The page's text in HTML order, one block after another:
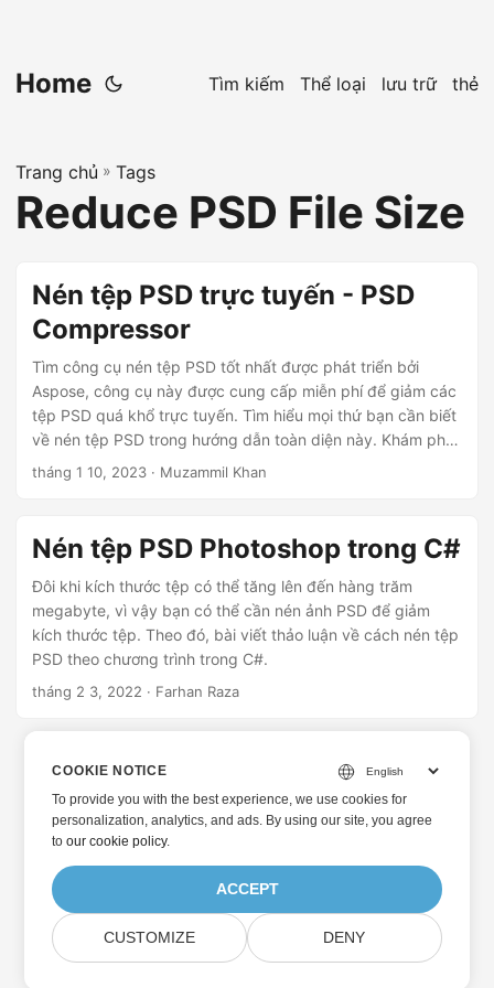
Home Tìm kiếm Thể loại lưu trữ thẻ
Trang chủ » Tags
Reduce PSD File Size
Nén tệp PSD trực tuyến - PSD
Compressor
Tìm công cụ nén tệp PSD tốt nhất được phát triển bởi
Aspose, công cụ này được cung cấp miễn phí để giảm các
tệp PSD quá khổ trực tuyến. Tìm hiểu mọi thứ bạn cần biết
về nén tệp PSD trong hướng dẫn toàn diện này. Khám phá
cách nén các tệp PSD mà không cần sử dụng Photoshop.
tháng 1 10, 2023 · Muzammil Khan
Nén tệp PSD Photoshop trong C#
Đôi khi kích thước tệp có thể tăng lên đến hàng trăm
megabyte, vì vậy bạn có thể cần nén ảnh PSD để giảm
kích thước tệp. Theo đó, bài viết thảo luận về cách nén tệp
PSD theo chương trình trong C#.
tháng 2 3, 2022 · Farhan Raza
COOKIE NOTICE
To provide you with the best experience, we use cookies for
personalization, analytics, and ads. By using our site, you agree
toour cookie policy.
ACCEPT
CUSTOMIZE DENY